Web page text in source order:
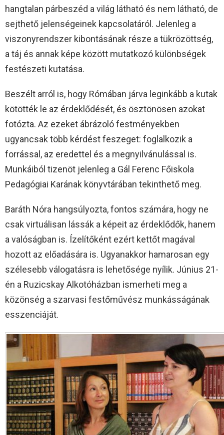
hangtalan párbeszéd a világ látható és nem látható, de
sejthető jelenségeinek kapcsolatáról. Jelenleg a
viszonyrendszer kibontásának része a tükrözöttség,
a táj és annak képe között mutatkozó különbségek
festészeti kutatása.
Beszélt arról is, hogy Rómában járva leginkább a kutak
kötötték le az érdeklődését, és ösztönösen azokat
fotózta. Az ezeket ábrázoló festményekben
ugyancsak több kérdést feszeget: foglalkozik a
forrással, az eredettel és a megnyilvánulással is.
Munkáiból tizenöt jelenleg a Gál Ferenc Főiskola
Pedagógiai Karának könyvtárában tekinthető meg.
Baráth Nóra hangsúlyozta, fontos számára, hogy ne
csak virtuálisan lássák a képeit az érdeklődők, hanem
a valóságban is. Ízelítőként ezért kettőt magával
hozott az előadására is. Ugyanakkor hamarosan egy
szélesebb válogatásra is lehetősége nyílik. Június 21-
én a Ruzicskay Alkotóházban ismerheti meg a
közönség a szarvasi festőművész munkásságának
esszenciáját.